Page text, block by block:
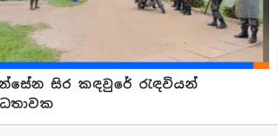
සිර කඳවුරේ රැ ඳවියන්